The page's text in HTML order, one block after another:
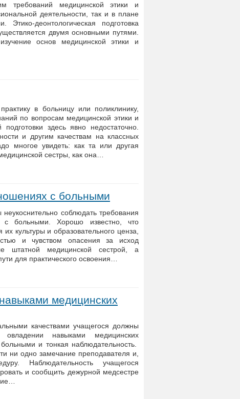
требований медицинской этики и
деятельности, так и в плане
деонтологическая подготовка
двумя основными путями.
основ медицинской этики и
в больницу или поликлинику,
по вопросам медицинской этики и
здесь явно недостаточно.
и другим качествам на классных
многое увидеть: как та или другая
сестры, как она…
с больными
соблюдать требования
с больными. Хорошо известно, что
культуры и образовательного ценза,
и чувством опасения за исход
штатной медицинской сестрой, а
для практического освоения…
медицинских
качествами учащегося должны
навыками медицинских
и тонкая наблюдательность.
ни одно замечание преподавателя и,
Наблюдательность учащегося
и сообщить дежурной медсестре